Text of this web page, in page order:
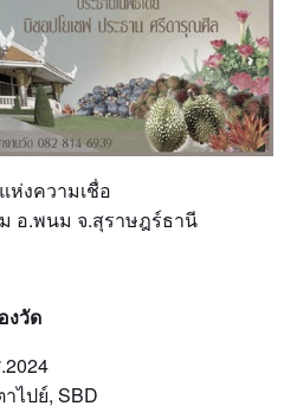
ห่งความเชื่อ
อ.พนม จ.สุราษฎร์ธานี
งวัด
ไปย์, SBD